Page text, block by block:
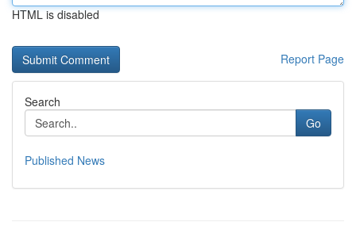
HTML is disabled
Report Page
Search
Go
Published News